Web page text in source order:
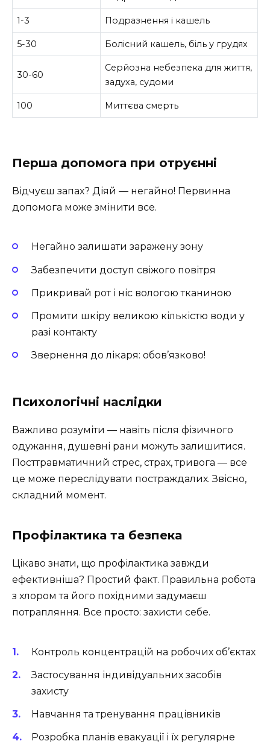
1-3 Подразнення і кашель
5-30 Болісний кашель, біль у грудях
30-60
Серйозна небезпека для життя,
задуха, судоми
100 Миттєва смерть
Перша допомога при отруєнні
Відчуєш запах? Діяй — негайно! Первинна
допомога може змінити все.
Негайно залишати заражену зону
Забезпечити доступ свіжого повітря
Прикривай рот і ніс вологою тканиною
Промити шкіру великою кількістю води у
разі контакту
Звернення до лікаря: обов’язково!
Психологічні наслідки
Важливо розуміти — навіть після фізичного
одужання, душевні рани можуть залишитися.
Посттравматичний стрес, страх, тривога — все
це може переслідувати постраждалих. Звісно,
складний момент.
Профілактика та безпека
Цікаво знати, що профілактика завжди
ефективніша? Простий факт. Правильна робота
з хлором та його похідними задумаєш
потрапляння. Все просто: захисти себе.
Контроль концентрацій на робочих об’єктах
Застосування індивідуальних засобів
захисту
Навчання та тренування працівників
Розробка планів евакуації і їх регулярне